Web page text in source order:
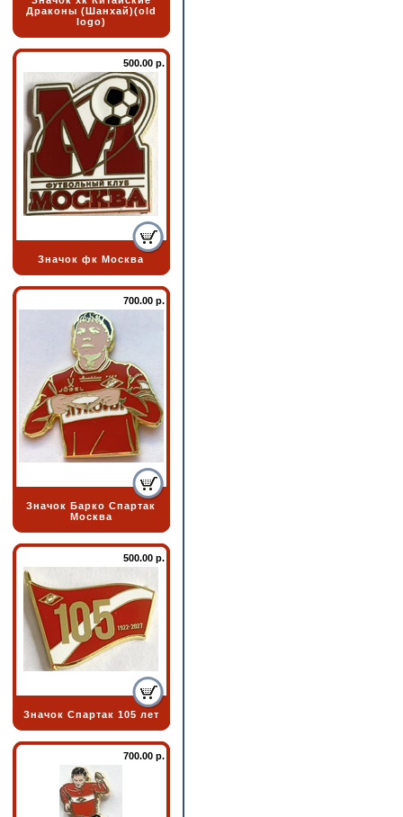
Драконы (Шанхай)(old
logo)
500.00 р.
Значок фк Москва
700.00 р.
Значок Барко Спартак
Москва
500.00 р.
Значок Спартак 105 лет
700.00 р.